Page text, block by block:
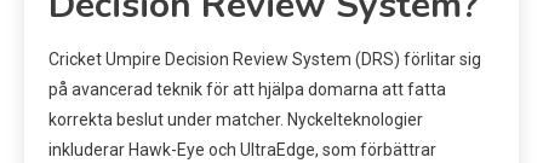
Cricket Umpire Decision Review System (DRS) förlitar sig
på avancerad teknik för att hjälpa domarna att fatta
korrekta beslut under matcher. Nyckelteknologier
inkluderar Hawk-Eye och UltraEdge, som förbättrar